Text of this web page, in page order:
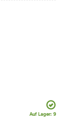
Auf Lager: 9